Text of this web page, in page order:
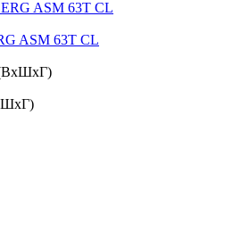
ASM 63T CL
(ВхШхГ)